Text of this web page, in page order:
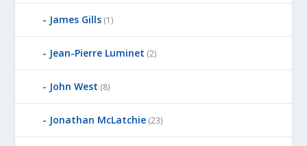
James Gills (1)
Jean-Pierre Luminet (2)
John West (8)
Jonathan McLatchie (23)